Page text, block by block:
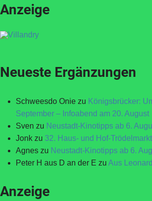
Anzeige
Neueste Ergänzungen
Schweesdo Onie zu Königsbrücker:
September – Infoabend am 20. August
Sven zu Neustadt-Kinotipps ab 6.
Jonk zu 32. Haus- und Hof-
Agnes zu Neustadt-Kinotipps ab 6.
Peter H aus D an der E zu Aus
Anzeige